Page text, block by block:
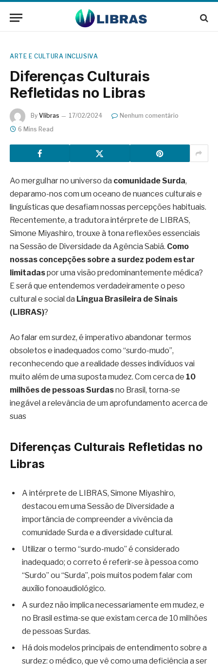
ARTE E CULTURA INCLUSIVA
Diferenças Culturais
Refletidas no Libras
By Vlibras 17/02/2024
Nenhum comentário
6 Mins Read
Ao mergulhar no universo da comunidade Surda,
deparamo-nos com um oceano de nuances culturais e
linguísticas que desafiam nossas percepções habituais.
Recentemente, a tradutora intérprete de LIBRAS,
Simone Miyashiro, trouxe à tona reflexões essenciais
na Sessão de Diversidade da Agência Sabiá. Como
nossas concepções sobre a surdez podem estar
limitadaspor uma visão predominantemente médica?
E será que entendemos verdadeiramente o peso
cultural e social da Língua Brasileira de Sinais
(LIBRAS)?
Ao falar em surdez, é imperativo abandonar termos
obsoletos e inadequados como “surdo-mudo”,
reconhecendo que a realidade desses indivíduos vai
muito além de uma suposta mudez. Com cerca de 10
milhões de pessoas Surdasno Brasil, torna-se
inegável a relevância de um aprofundamento acerca de
suas
Diferenças Culturais Refletidas no
Libras
A intérprete de LIBRAS, Simone Miyashiro,
destacou em uma Sessão de Diversidade a
importância de compreender a vivência da
comunidade Surda e a diversidade cultural.
Utilizar o termo “surdo-mudo” é considerado
inadequado; o correto é referir-se à pessoa como
“Surdo” ou “Surda”, pois muitos podem falar com
auxílio fonoaudiológico.
A surdez não implica necessariamente em mudez, e
no Brasil estima-se que existam cerca de 10 milhões
de pessoas Surdas.
Há dois modelos principais de entendimento sobre a
surdez: o médico, que vê como uma deficiência a ser